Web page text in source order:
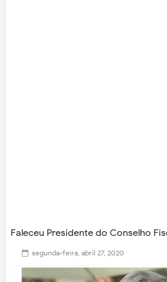
Faleceu Presidente do Conselho
segunda-feira, abril 27, 2020